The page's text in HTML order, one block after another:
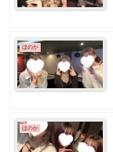
ほのか
ほのか